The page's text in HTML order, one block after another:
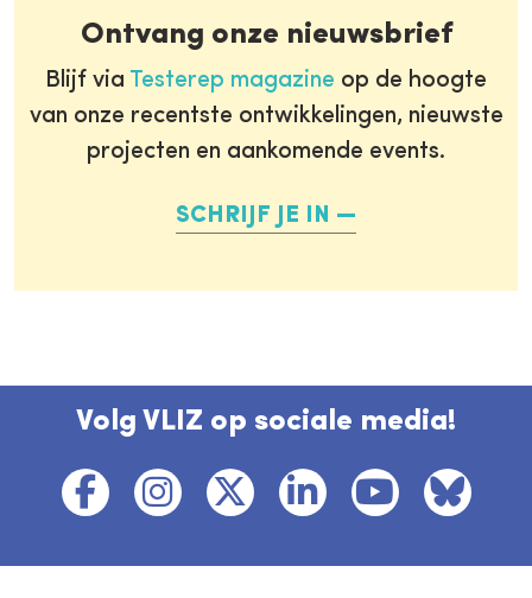
Ontvang onze nieuwsbrief
Blijf via Testerep magazine op de hoogte
van onze recentste ontwikkelingen, nieuwste
projecten en aankomende events.
SCHRIJF JE IN
Volg VLIZ op sociale media!